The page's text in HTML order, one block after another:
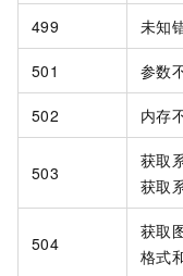
499 未知
501 参数
502 内存
503
获取
获取
504
获取
格式